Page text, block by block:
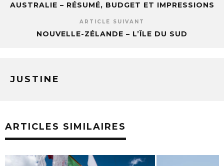
AUSTRALIE – RÉSUMÉ, BUDGET ET IMPRESSIONS
ARTICLE SUIVANT
NOUVELLE-ZÉLANDE – L’ÎLE DU SUD
JUSTINE
ARTICLES SIMILAIRES